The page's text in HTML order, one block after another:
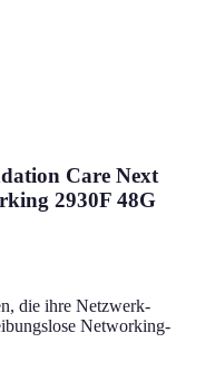
Care Next
2930F 48G
die ihre Netzwerk-
Networking-